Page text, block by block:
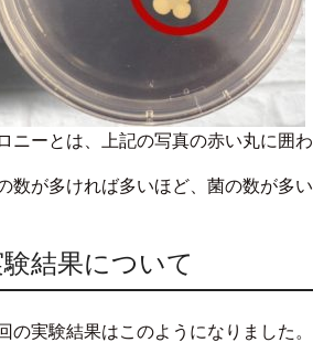
ニーとは、上記の写真の赤い丸に囲
数が多ければ多いほど、菌の数が多
験結果について
の実験結果はこのようになりました。